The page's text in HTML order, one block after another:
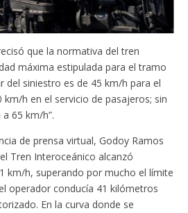
que la normativa del tren
máxima estipulada para el tramo
del siniestro es de 45 km/h para el
km/h en el servicio de pasajeros; sin
65 km/h”.
de prensa virtual, Godoy Ramos
Tren Interoceánico alcanzó
km/h, superando por mucho el límite
operador conducía 41 kilómetros
En la curva donde se